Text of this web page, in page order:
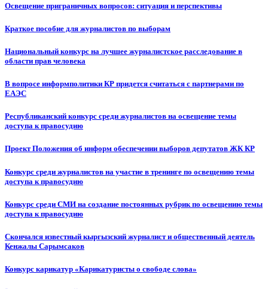
Освещение приграничных вопросов: ситуация и перспективы
Краткое пособие для журналистов по выборам
Национальный конкурс на лучшее журналистское расследование в
области прав человека
В вопросе информполитики КР придется считаться с партнерами по
ЕАЭС
Республиканский конкурс среди журналистов на освещение темы
доступа к правосудию
Проект Положения об информ обеспечении выборов депутатов ЖК КР
Конкурс среди журналистов на участие в тренинге по освещению темы
доступа к правосудию
Конкурс среди СМИ на создание постоянных рубрик по освещению темы
доступа к правосудию
Скончался известный кыргызский журналист и общественный деятель
Кенжалы Сарымсаков
Конкурс карикатур «Карикатуристы о свободе слова»